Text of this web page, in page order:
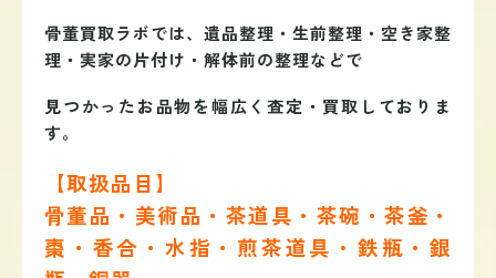
骨董買取ラボでは、遺品整理・生前整理・空き家整
理・実家の片付け・解体前の整理などで
見つかったお品物を幅広く査定・買取しておりま
す。
【取扱品目】
骨董品・美術品・茶道具・茶碗・茶釜・
棗・香合・水指・煎茶道具・鉄瓶・銀